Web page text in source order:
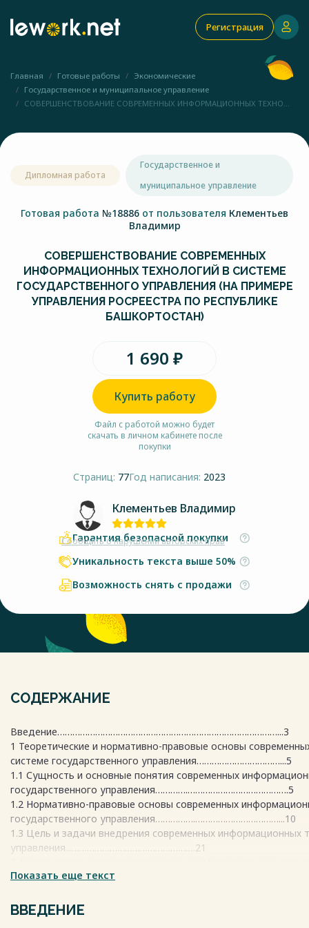
Регистрация
Главная Готовые работы
Экономические
Государственное и муниципальное управление
СОВЕРШЕНСТВОВАНИЕ СОВРЕМЕННЫХ ИНФОРМАЦИОННЫХ ТЕХНО...
Дипломная работа
Государственное и
муниципальное управление
Готовая работа №18886 от пользователя Клементьев
Владимир
СОВЕРШЕНСТВОВАНИЕ СОВРЕМЕННЫХ
ИНФОРМАЦИОННЫХ ТЕХНОЛОГИЙ В СИСТЕМЕ
ГОСУДАРСТВЕННОГО УПРАВЛЕНИЯ (НА ПРИМЕРЕ
УПРАВЛЕНИЯ РОСРЕЕСТРА ПО РЕСПУБЛИКЕ
БАШКОРТОСТАН)
1 690 ₽
Купить работу
Файл с работой можно будет
скачать в личном кабинете после
покупки
Страниц: 77Год написания: 2023
Клементьев Владимир
Сообщить о нарушении авторских прав
Гарантия безопасной покупки
Уникальность текста выше 50%
Возможность снять с продажи
СОДЕРЖАНИЕ
Введение……………………………………………………………………………...3
1 Теоретические и нормативно-правовые основы
системе государственного управления……………………………...5
1.1 Сущность и основные понятия современных
государственного управления………….………………………………….5
1.2 Нормативно-правовые основы современных
государственного управления…………….……………………………...10
1.3 Цель и задачи внедрения современных информационных
управления...………………………………………….21
Республике Башкортостан……………......………....27
Росреестра по Республике Башкортостан.………….27
2.2 Оценка использования современных информационных
Показать еще текст
ВВЕДЕНИЕ